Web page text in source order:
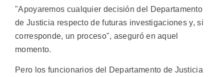
"Apoyaremos cualquier decisión del Departamento
de Justicia respecto de futuras investigaciones y, si
corresponde, un proceso", aseguró en aquel
momento.
Pero los funcionarios del Departamento de Justicia